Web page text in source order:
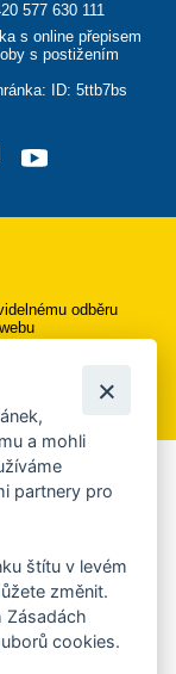
577 630 111
s online přepisem
s postižením
ID: 5ttb7bs
odběru
upozornění na
akce?
a mohli
partnery pro
štítu v levém
změnit.
Zásadách
cookies.